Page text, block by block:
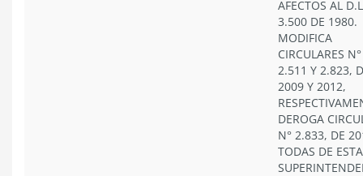
AFECTOS AL
3.500 DE 1980.
MODIFICA
CIRCULARES N°
2.511 Y 2.823,
2009 Y 2012,
DEROGA
N° 2.833, DE
TODAS DE ESTA